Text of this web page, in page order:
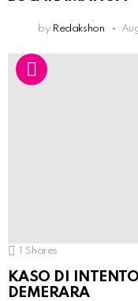
by Redakshon
1 Shares
KASO DI
DEMERARA